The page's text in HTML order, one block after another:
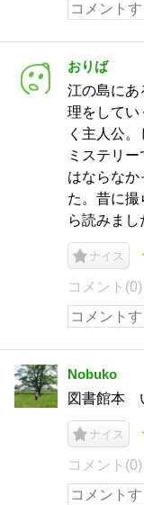
おりば
江の島にあ
理をしてい
く主人公
ミステリ
はならなか
た。昔に
ら読みまし
ナイス
コメント(0)
Nobuko
図書館本
ナイス
コメント(0)